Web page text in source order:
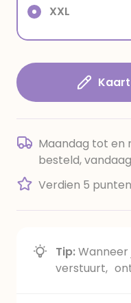
XXL
Maandag tot en
besteld,
Verdien 5
Tip:
verstuurt,